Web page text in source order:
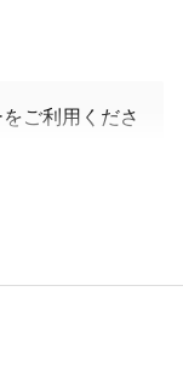
ご利用くださ
す。
かったとのこ
ませんでした。
・改善を行っ